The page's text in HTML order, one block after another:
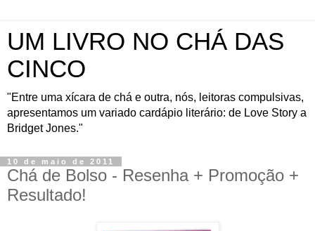
UM LIVRO NO CHÁ DAS
CINCO
"Entre uma xícara de chá e outra, nós, leitoras compulsivas,
apresentamos um variado cardápio literário: de Love Story a
Bridget Jones."
10 de maio de 2011
Chá de Bolso - Resenha + Promoção +
Resultado!